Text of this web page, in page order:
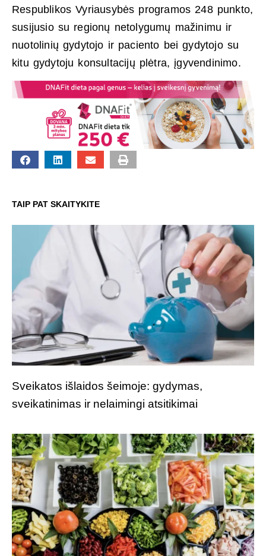
Respublikos Vyriausybės programos 248 punkto,
susijusio su regionų netolygumų mažinimu ir
nuotolinių gydytojo ir paciento bei gydytojo su
kitu gydytoju konsultacijų plėtra, įgyvendinimo.
TAIP PAT SKAITYKITE
Sveikatos išlaidos šeimoje: gydymas,
sveikatinimas ir nelaimingi atsitikimai